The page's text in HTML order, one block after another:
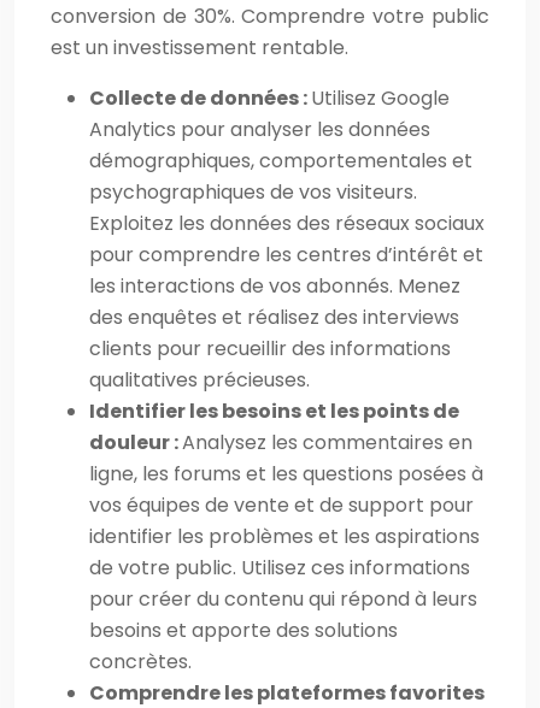
conversion de 30%. Comprendre votre public
est un investissement rentable.
Collecte de données :Utilisez Google
Analytics pour analyser les données
démographiques, comportementales et
psychographiques de vos visiteurs.
Exploitez les données des réseaux sociaux
pour comprendre les centres d’intérêt et
les interactions de vos abonnés. Menez
des enquêtes et réalisez des interviews
clients pour recueillir des informations
qualitatives précieuses.
Identifier les besoins et les points de
douleur :Analysez les commentaires en
ligne, les forums et les questions posées à
vos équipes de vente et de support pour
identifier les problèmes et les aspirations
de votre public. Utilisez ces informations
pour créer du contenu qui répond à leurs
besoins et apporte des solutions
concrètes.
Comprendre les plateformes favorites